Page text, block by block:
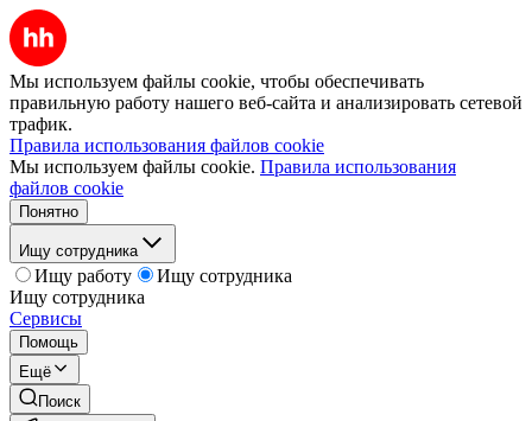
Мы используем файлы cookie, чтобы обеспечивать
правильную работу нашего веб-сайта и анализировать сетевой
трафик.
Правила использования файлов cookie
Мы используем файлы cookie. Правила использования
файлов cookie
Понятно
Ищу сотрудника
Ищу работу
Ищу сотрудника
Ищу сотрудника
Сервисы
Помощь
Ещё
Поиск